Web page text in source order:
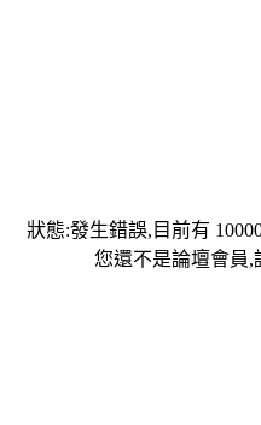
狀態:發生錯誤,目前有
您還不是論壇會員,